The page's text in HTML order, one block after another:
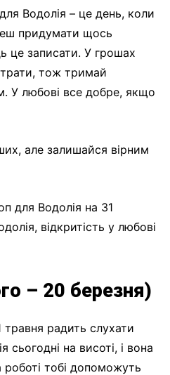
Водолія – це день, коли
придумати щось
це записати. У грошах
тож тримай
У любові все добре, якщо
але залишайся вірним
для Водолія на 31
відкритість у любові
– 20 березня)
радить слухати
сьогодні на висоті, і вона
тобі допоможуть